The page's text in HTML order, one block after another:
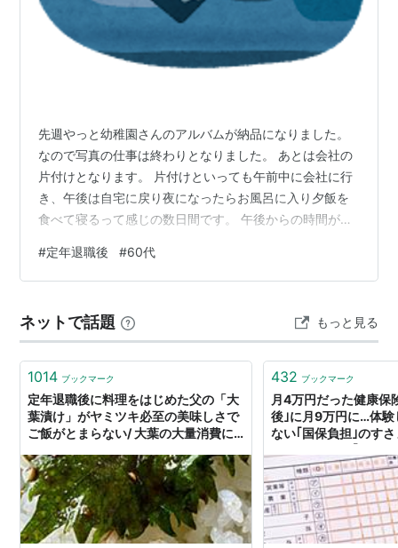
先週やっと幼稚園さんのアルバムが納品になりました。
なので写真の仕事は終わりとなりました。 あとは会社の
片付けとなります。 片付けといっても午前中に会社に行
き、午後は自宅に戻り夜になったらお風呂に入り夕飯を
食べて寝るって感じの数日間です。 午後からの時間が仕
と時間が過ぎるのがゆっくりに感じます。 特に夕方4時
以降のノンアルコールデーの日はホント長い〜です。 な
もう寝てしまうって感じ・・ 昨日はなんと7時半には寝
てマシタ。(⌒-⌒; ) でもアルコールデーだと夜の10時は
あっちゅう間になってるの…
#定年退職後 #60代
ネットで話題 もっと見る
1014 ブックマーク
定年退職後に料理をはじめた父の「大
葉漬け」がヤミツキ必至の美味しさで
ご飯がとまらない/ 大葉の大量消費に
432 ブックマーク
月4万円だった健康保
後｣に月9万円に…体験
ない｢国保負担｣のす
る